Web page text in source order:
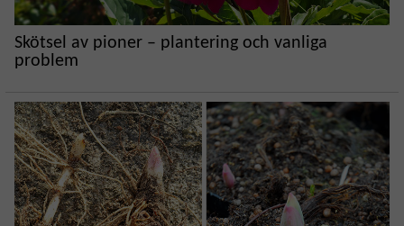
Skötsel av pioner – plantering och vanliga
problem